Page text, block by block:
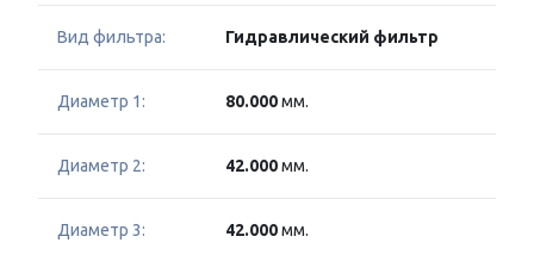
Вид фильтра: Гидравлический фильтр
Диаметр 1: 80.000мм.
Диаметр 2: 42.000мм.
Диаметр 3: 42.000мм.